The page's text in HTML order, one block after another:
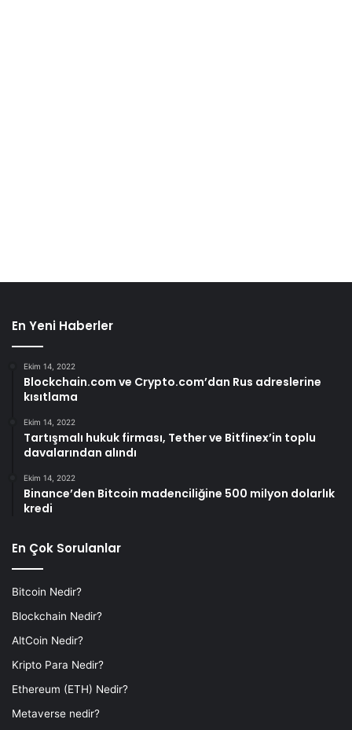
En Yeni Haberler
Ekim 14, 2022
Blockchain.com ve Crypto.com’dan Rus adreslerine
kısıtlama
Ekim 14, 2022
Tartışmalı hukuk firması, Tether ve Bitfinex’in toplu
davalarından alındı
Ekim 14, 2022
Binance’den Bitcoin madenciliğine 500 milyon dolarlık
kredi
En Çok Sorulanlar
Bitcoin Nedir?
Blockchain Nedir?
AltCoin Nedir?
Kripto Para Nedir?
Ethereum (ETH) Nedir?
Metaverse nedir?